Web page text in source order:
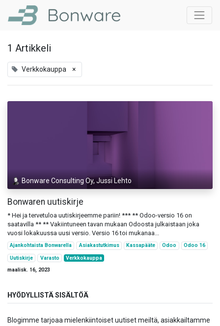
1 Artikkeli
Verkkokauppa ×
Bonware Consulting Oy, Jussi Lehto
Bonwaren uutiskirje
* Hei ja tervetuloa uutiskirjeemme pariin! *** ** Odoo-versio 16 on
saatavilla ** ** Vakiintuneen tavan mukaan Odoosta julkaistaan joka
vuosi lokakuussa uusi versio. Versio 16 toi mukanaa...
Ajankohtaista Bonwarella Asiakastutkimus Kassapääte Odoo
Odoo 16
Uutiskirje
Varasto
Verkkokauppa
maalisk. 16, 2023
HYÖDYLLISTÄ SISÄLTÖÄ
Blogimme tarjoaa mielenkiintoiset uutiset meiltä, asiakkailtamme